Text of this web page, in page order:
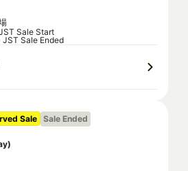
Sale Start
Sale Ended
Sale Sale Ended
)